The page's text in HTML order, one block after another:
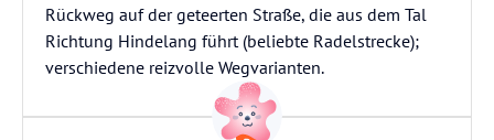
Rückweg auf der geteerten Straße, die aus dem Tal
Richtung Hindelang führt (beliebte Radelstrecke);
verschiedene reizvolle Wegvarianten.